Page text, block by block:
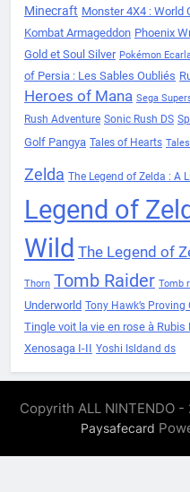
Minecraft Monster 4X4 : World
Kombat Armageddon Phoenix
Gold et Soul Silver Pokémon
of Persia : Les Sables Oubliés
Heroes of Mana Sega
Rush Adventure Sonic Rush DS
Golf Pangya Tales of Hearts
Zelda The Legend of Zelda : A
Legend of
Wild The Legend of
Thorn Tomb Raider Tomb
Underworld Tony Hawk’s Proving
Tingle voit la vie en rose à Rubis
Xenosaga I-II Yoshi Isldand ds
Copyrith ALL NINTENDO -
Paysafecard